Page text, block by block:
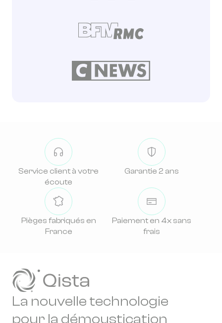
Service client à votre
écoute
Garantie 2 ans
Pièges fabriqués en
France
Paiement en 4x sans
frais
La nouvelle technologie
pour la démoustication